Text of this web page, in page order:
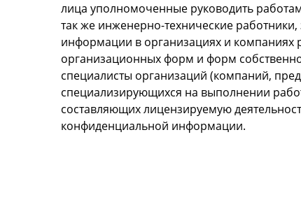
лица уполномоченные руководить
так же инженерно-технические
информации в организациях и компаниях
организационных форм и форм
специалисты организаций (компаний,
специализирующихся на выполнении
составляющих лицензируемую
конфиденциальной информации.